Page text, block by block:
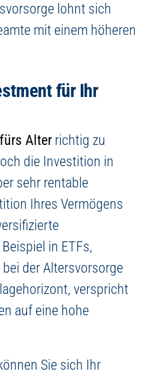
lohnt sich
mit einem höheren
für Ihr
Alterrichtig zu
die Investition in
sehr rentable
Ihres Vermögens
in ETFs,
der Altersvorsorge
verspricht
auf eine hohe
Sie sich Ihr